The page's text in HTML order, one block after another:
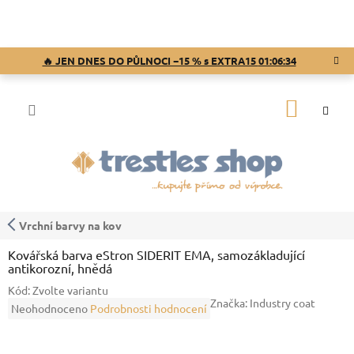
🔥 JEN DNES DO PŮLNOCI −15 % s EXTRA1501:06:34
Vrchní barvy na kov
Kovářská barva eStron SIDERIT EMA, samozákladující
antikorozní, hnědá
Kód:Zvolte variantu
Průměrné
Neohodnoceno Podrobnosti hodnocení Značka: Industry coat